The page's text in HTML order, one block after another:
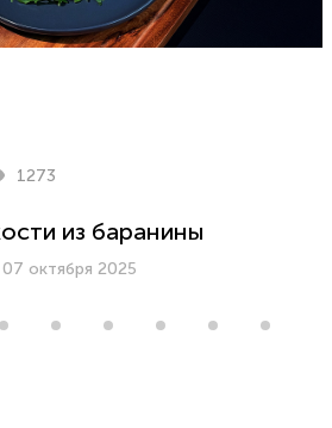
1273
из баранины
07 октября 2025